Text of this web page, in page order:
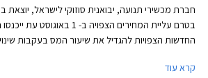
חברת מכשירי תנועה, יבואנית סוזוקי לישראל, יוצאת
בטרם עליית המחירים הצפויה ב- 1
החדשות הצפויות להגדיל את שיעור המס בעקבות
להיפגע ממהלך זה הם דווקא הרכבים הפחות מזהמים,
קרא עוד